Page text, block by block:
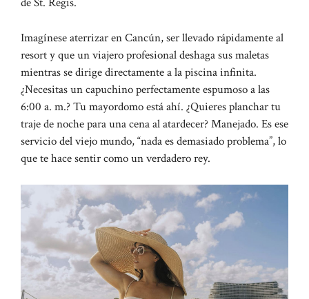
Imagínese aterrizar en Cancún, ser llevado rápidamente al
resort y que un viajero profesional deshaga sus maletas
mientras se dirige directamente a la piscina infinita.
¿Necesitas un capuchino perfectamente espumoso a las
6:00 a. m.? Tu mayordomo está ahí. ¿Quieres planchar tu
traje de noche para una cena al atardecer? Manejado. Es ese
servicio del viejo mundo, “nada es demasiado problema”, lo
que te hace sentir como un verdadero rey.